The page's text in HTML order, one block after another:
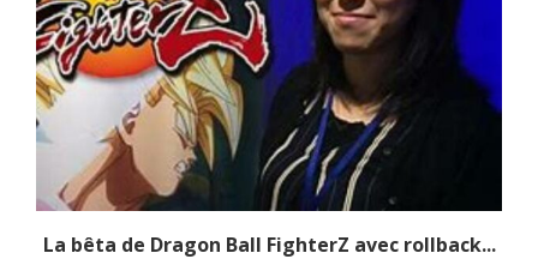
La bêta de Dragon Ball FighterZ avec rollback...